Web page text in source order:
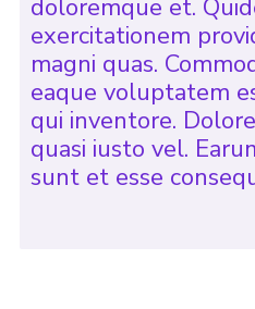
doloremque et.
exercitationem
magni quas.
eaque voluptatem
qui inventore.
quasi iusto vel.
sunt et esse